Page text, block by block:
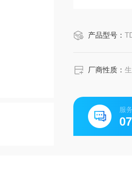
产品型号：
厂商性质：
服